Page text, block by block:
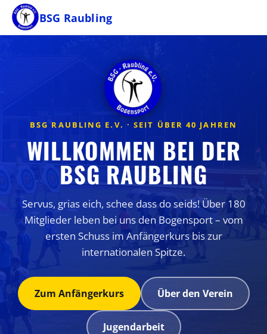
BSG Raubling
BSG RAUBLING E.V. · SEIT ÜBER 40 JAHREN
WILLKOMMEN BEI DER
BSG RAUBLING
Servus, grias eich, schee dass do seids! Über 180
Mitglieder leben bei uns den Bogensport – vom
ersten Schuss im Anfängerkurs bis zur
internationalen Spitze.
Zum Anfängerkurs Über den Verein
Jugendarbeit